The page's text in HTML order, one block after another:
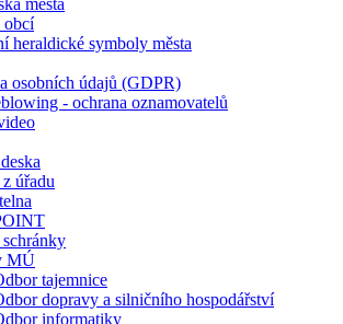
města
obcí
heraldické symboly města
osobních údajů (GDPR)
- ochrana oznamovatelů
úřadu
MÚ
tajemnice
dopravy a silničního hospodářství
informatiky